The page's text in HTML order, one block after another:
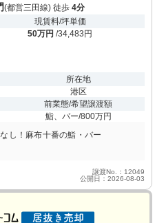
(都営三田線) 徒歩 4分
現賃料/坪単価
50万円 /34,483円
所在地
港区
前業態/希望譲渡額
鮨、バー/800万円
し！麻布十番の鮨・バー
譲渡No.：12049
公開日：2026-08-03